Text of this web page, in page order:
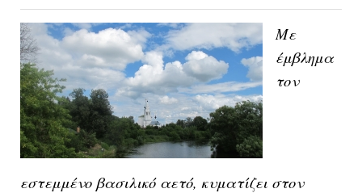
Με
έμβλημα
τον
εστεμμένο βασιλικό αετό, κυματίζει στον